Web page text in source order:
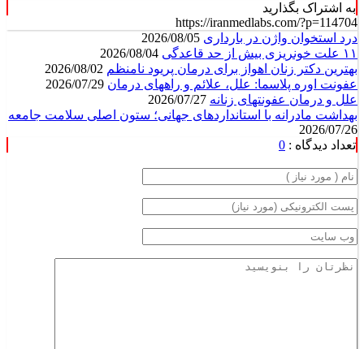
به اشتراک بگذارید
https://iranmedlabs.com/?p=114704
درد استخوان واژن در بارداری
۱۱ علت خونریزی بیش از حد قاعدگی
بهترین دکتر زنان اهواز برای درمان پریود نامنظم
عفونت اوره پلاسما: علل، علائم و راههای درمان
علل و درمان عفونتهای زنانه
بهداشت مادرانه با استانداردهای جهانی؛ ستون اصلی سلامت جامعه
2026/07/26
تعداد دیدگاه : 0